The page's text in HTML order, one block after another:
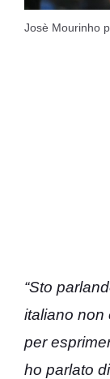
Josè Mourinho
“Sto
italiano non
per
ho parlato